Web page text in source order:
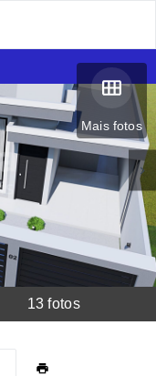
Mais fotos
13 fotos